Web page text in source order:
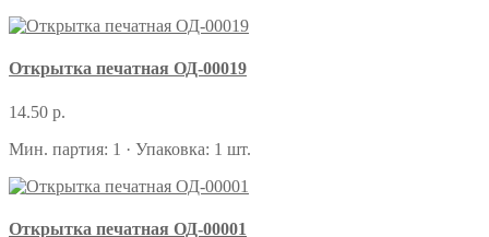
Открытка печатная ОД-00019
14.50 р.
Мин. партия: 1 · Упаковка: 1 шт.
Открытка печатная ОД-00001